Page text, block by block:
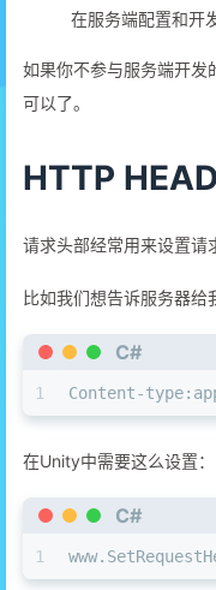
在服务端配置和开
如果你不参与服务端开发
可以了。
HTTP
请求头部经常用来设置请
比如我们想告诉服务器给
C#
1 Content-
在Unity中需要这么设置：
C#
1